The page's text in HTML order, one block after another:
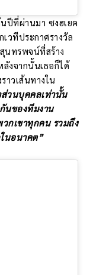
ปีที่ผ่านมา ซงฮเยค
วทีประกาศรางวัล
นทรพจน์ที่สร้าง
งจากนั้นเธอก็ได้
าวเส้นทางใน
ส่วนบุคคลเท่านั้น
นของทีมงาน
กเขาทุกคน รวมถึง
นอนาคต”